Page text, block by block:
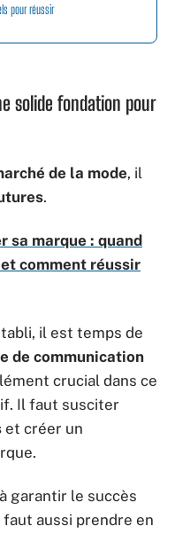
pour réussir
solide fondation pour
de la mode, il
.
sa marque : quand
comment réussir
il est temps de
de communication
crucial dans ce
Il faut susciter
et créer un
garantir le succès
faut aussi prendre en